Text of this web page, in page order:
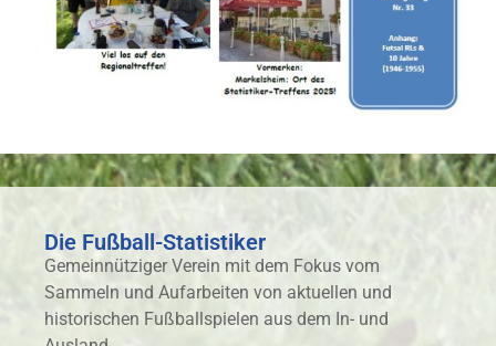
Die Fußball-Statistiker
Gemeinnütziger Verein mit dem Fokus vom
Sammeln und Aufarbeiten von aktuellen und
historischen Fußballspielen aus dem In- und